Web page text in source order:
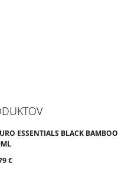
ESSENTIALS BLACK BAMBOO
€